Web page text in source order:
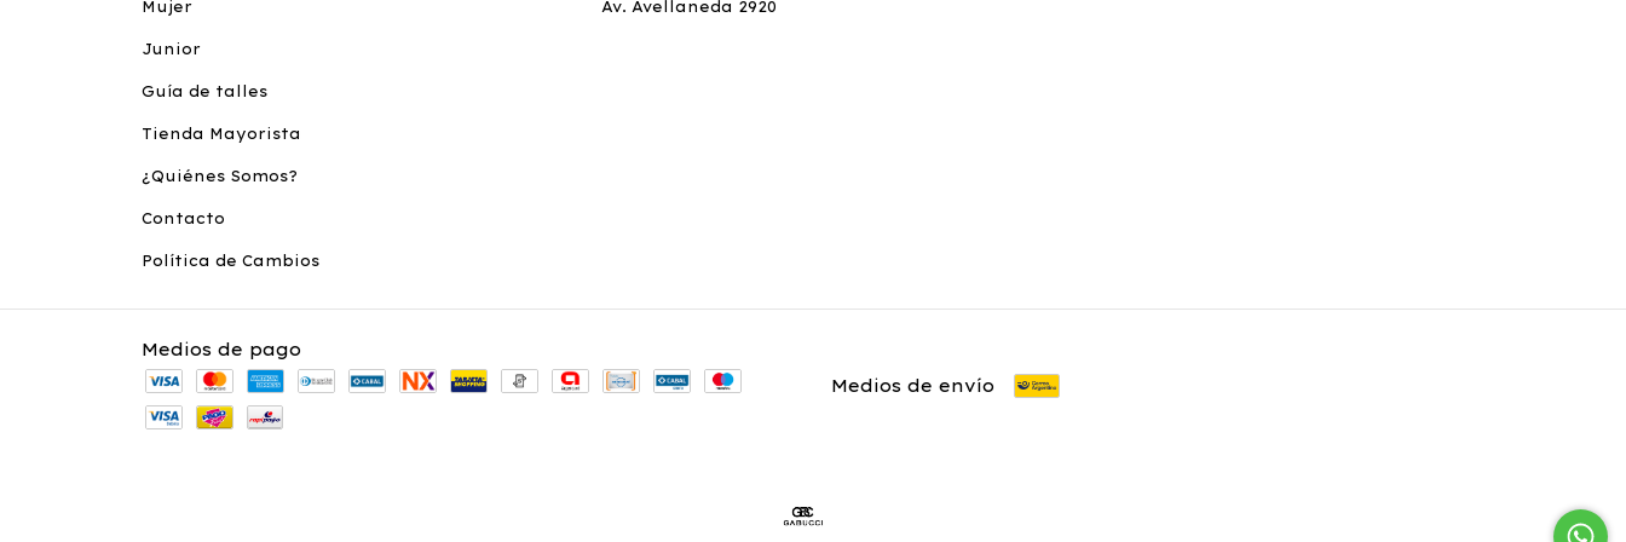
Mujer
Junior
Guía de talles
Tienda Mayorista
¿Quiénes Somos?
Contacto
Política de Cambios
Av. Avellaneda 2920
Medios de pago
Medios de envío